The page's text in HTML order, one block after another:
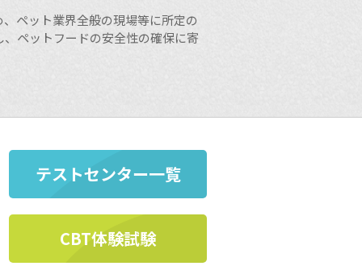
ペット業界全般の現場等に所定の
ペットフードの安全性の確保に寄
テストセンター一覧
CBT体験試験